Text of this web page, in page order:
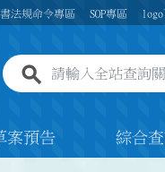
法規命令專區 SOP專區
全站查詢關鍵字欄
案預告 綜合